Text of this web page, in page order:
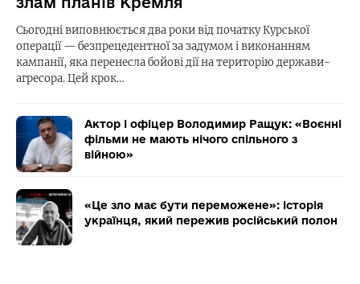
Сьогодні виповнюється два роки від початку Курської
операції — безпрецедентної за задумом і виконанням
кампанії, яка перенесла бойові дії на територію держави-
агресора. Цей крок…
Актор і офіцер Володимир Ращук: «Воєнні
фільми не мають нічого спільного з
війною»
«Це зло має бути переможене»: історія
українця, який пережив російський полон